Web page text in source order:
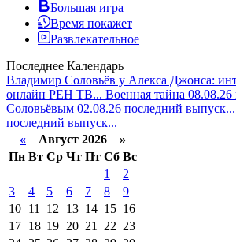
Большая игра
Время покажет
Развлекательное
Последнее Календарь
Владимир Соловьёв у Алекса Джонса:
онлайн РЕН ТВ... Военная тайна
Соловьёвым 02.08.26 последний выпуск...
последний выпуск...
« Август 2026 »
Пн Вт Ср Чт Пт Сб Вс
1
2
3
4 5 6 7 8
9
10 11 12 13 14 15 16
17 18 19 20 21 22 23